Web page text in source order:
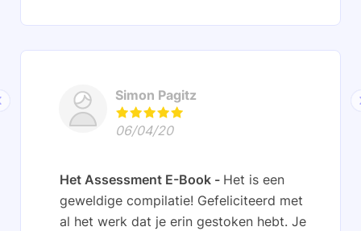
Simon Pagitz
06/04/20
Het Assessment E-Book
Het is een
geweldige compilatie! Gefeliciteerd met
al het werk dat je erin gestoken hebt. Je